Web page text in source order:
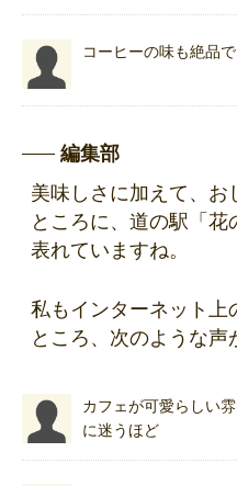
コーヒーの味も絶品
編集部
美味しさに加えて、お
ところに、道の駅「
表れていますね。
私もインターネット上
ところ、次のような声
カフェが可愛らしい
に迷うほど